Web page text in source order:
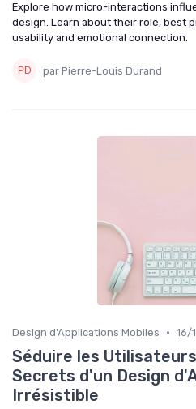
Explore how micro-interactions
design. Learn about their role, best
usability and emotional connection.
par Pierre-Louis Durand
Design d'Applications Mobiles • 16/
Séduire les
Secrets d'un Design
Irrésistible